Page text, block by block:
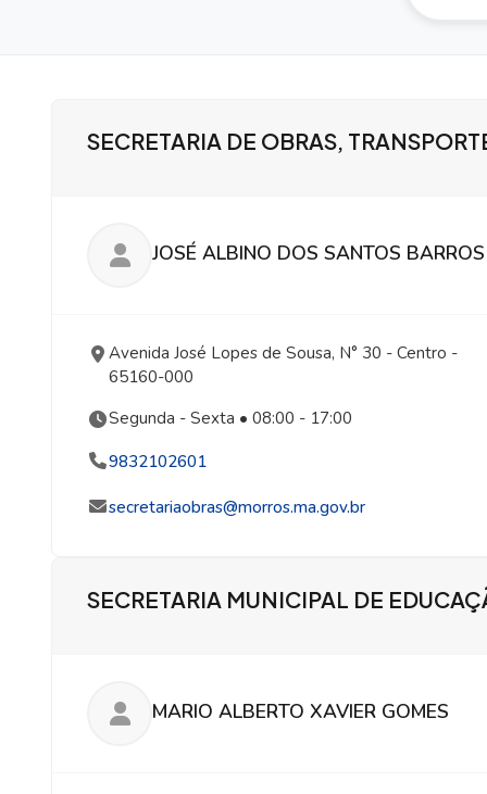
SECRETARIA DE OBRAS,
JOSÉ ALBINO DOS SANTOS BARROS
Avenida José Lopes de Sousa, N° 30 - Centro -
65160-000
Segunda - Sexta • 08:00 - 17:00
9832102601
secretariaobras@morros.ma.gov.br
SECRETARIA MUNICIPAL DE
MARIO ALBERTO XAVIER GOMES